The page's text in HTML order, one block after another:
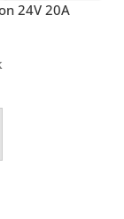
24V 20A